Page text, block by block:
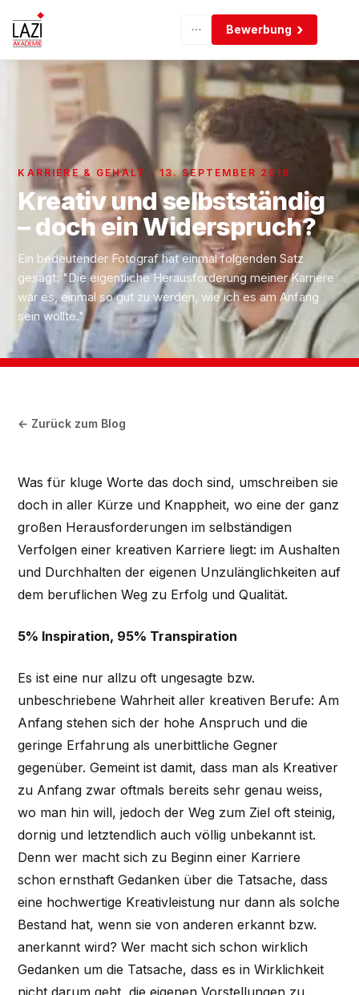
Bewerbung
KARRIERE & GEHALT · 13. SEPTEMBER 2018
Kreativ und selbstständig
– doch ein Widerspruch?
Ein bedeutender Fotograf hat einmal folgenden Satz
gesagt: "Die eigentliche Herausforderung meiner Karriere
war es, einmal so gut zu werden, wie ich es am Anfang
sein wollte."
← Zurück zum Blog
Was für kluge Worte das doch sind, umschreiben sie
doch in aller Kürze und Knappheit, wo eine der ganz
großen Herausforderungen im selbständigen
Verfolgen einer kreativen Karriere liegt: im Aushalten
und Durchhalten der eigenen Unzulänglichkeiten auf
dem beruflichen Weg zu Erfolg und Qualität.
5% Inspiration, 95% Transpiration
Es ist eine nur allzu oft ungesagte bzw.
unbeschriebene Wahrheit aller kreativen Berufe: Am
Anfang stehen sich der hohe Anspruch und die
geringe Erfahrung als unerbittliche Gegner
gegenüber. Gemeint ist damit, dass man als Kreativer
zu Anfang zwar oftmals bereits sehr genau weiss,
wo man hin will, jedoch der Weg zum Ziel oft steinig,
dornig und letztendlich auch völlig unbekannt ist.
Denn wer macht sich zu Beginn einer Karriere
schon ernsthaft Gedanken über die Tatsache, dass
eine hochwertige Kreativleistung nur dann als solche
Bestand hat, wenn sie von anderen erkannt bzw.
anerkannt wird? Wer macht sich schon wirklich
Gedanken um die Tatsache, dass es in Wirklichkeit
nicht darum geht, die eigenen Vorstellungen zu